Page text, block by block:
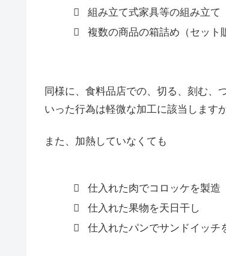
組み立て式家具等の組み立て
複数の商品の箱詰め（セット
同様に、食料品店での、切る、刻む、
いった行為は軽微な加工に該当します
また、加熱していなくても
仕入れた肉でコロッケを製造
仕入れた果物を天日干し
仕入れたパンでサンドイッチ